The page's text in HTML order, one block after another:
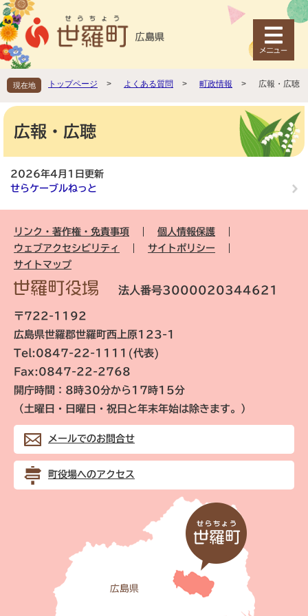
ペ
ー
ジ
の
頭
で
す
メ
ニ
ュ
ー
飛
ば
し
現在地 トップページ > よくある質問 > 町政情報 > 広報・広聴
本
広報・広聴
2026年4月1日更新
せらケーブルねっと
リンク・著作権・免責事項
個人情報保護
ウェブアクセシビリティ
サイトポリシー
サイトマップ
法人番号3000020344621
〒722-1192
広島県世羅郡世羅町西上原123-1
Tel:0847-22-1111(代表)
Fax:0847-22-2768
開庁時間：8時30分から17時15分
（土曜日・日曜日・祝日と年末年始は除きます。）
メールでのお問合せ
町役場へのアクセス